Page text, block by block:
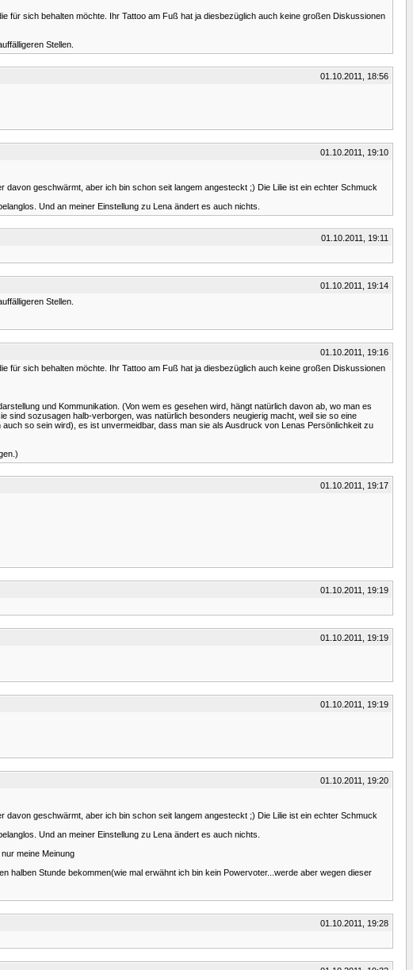
für sich behalten möchte. Ihr Tattoo am Fuß hat ja diesbezüglich auch keine großen Diskussionen
Stellen.
01.10.2011, 18:56
01.10.2011, 19:10
geschwärmt, aber ich bin schon seit langem angesteckt ;) Die Lilie ist ein echter Schmuck
Und an meiner Einstellung zu Lena ändert es auch nichts.
01.10.2011, 19:11
01.10.2011, 19:14
Stellen.
01.10.2011, 19:16
für sich behalten möchte. Ihr Tattoo am Fuß hat ja diesbezüglich auch keine großen Diskussionen
und Kommunikation. (Von wem es gesehen wird, hängt natürlich davon ab, wo man es
sind sozusagen halb-verborgen, was natürlich besonders neugierig macht, weil sie so eine
so sein wird), es ist unvermeidbar, dass man sie als Ausdruck von Lenas Persönlichkeit zu
01.10.2011, 19:17
01.10.2011, 19:19
01.10.2011, 19:19
01.10.2011, 19:19
01.10.2011, 19:20
geschwärmt, aber ich bin schon seit langem angesteckt ;) Die Lilie ist ein echter Schmuck
Und an meiner Einstellung zu Lena ändert es auch nichts.
meine Meinung
halben Stunde bekommen(wie mal erwähnt ich bin kein Powervoter...werde aber wegen dieser
01.10.2011, 19:28